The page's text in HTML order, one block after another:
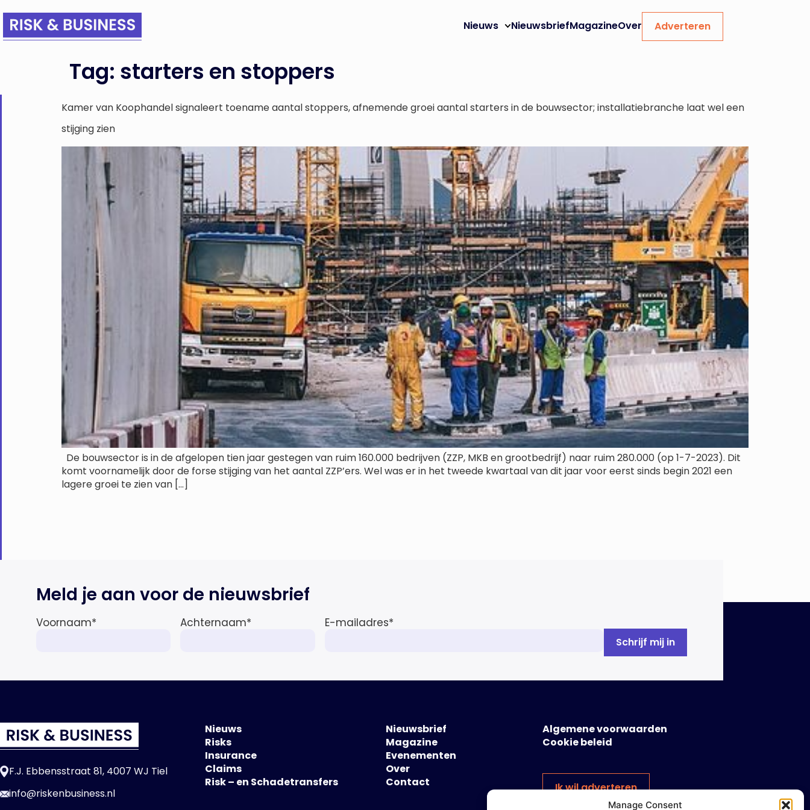
Manage Consent
Nieuws NieuwsbriefMagazineOver Adverteren
Tag: starters en stoppers
Kamer van Koophandel signaleert toename aantal stoppers, afnemende groei aantal starters in de bouwsector; installatiebranche laat wel een
stijging zien
De bouwsector is in de afgelopen tien jaar gestegen van ruim 160.000 bedrijven (ZZP, MKB en grootbedrijf) naar ruim 280.000 (op 1-7-2023). Dit
komt voornamelijk door de forse stijging van het aantal ZZP’ers. Wel was er in het tweede kwartaal van dit jaar voor eerst sinds begin 2021 een
lagere groei te zien van […]
Meld je aan voor de nieuwsbrief
Voornaam* Achternaam* E-mailadres*
F.J. Ebbensstraat 81, 4007 WJ Tiel
info@riskenbusiness.nl
Nieuws
Risks
Insurance
Claims
Risk – en Schadetransfers
Nieuwsbrief
Magazine
Evenementen
Over
Contact
Algemene voorwaarden
Cookie beleid
Ik wil adverteren